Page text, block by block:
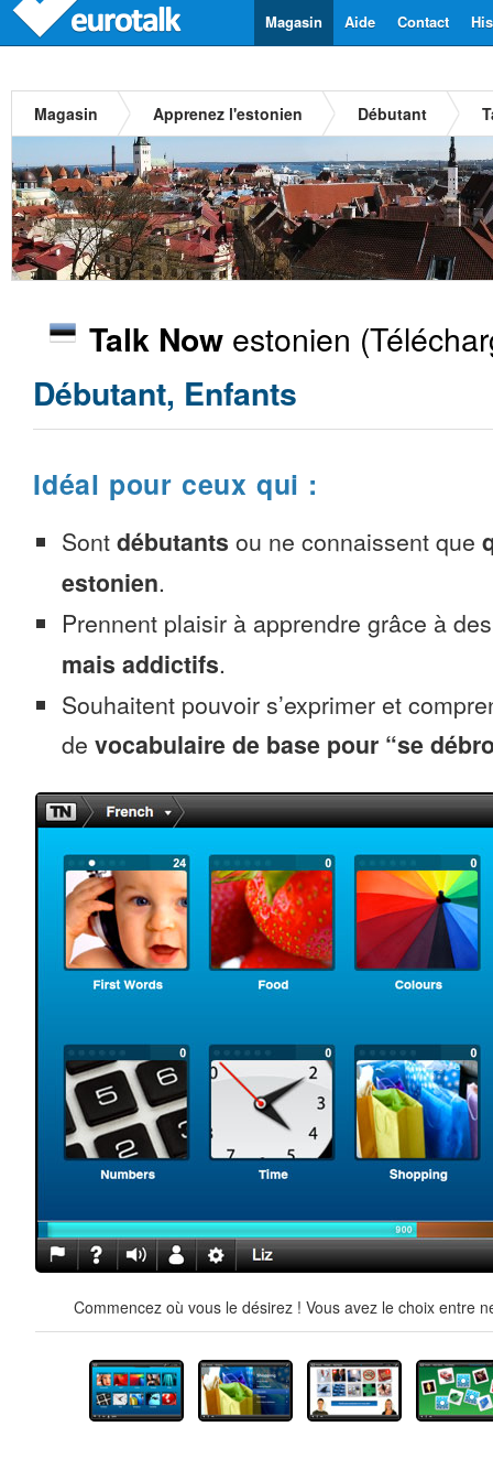
Contact
Aide
Magasin
Magasin Apprenez l'estonien Débutant
Talk Now estonien
Débutant, Enfants
Idéal pour ceux qui :
Sont débutants ou ne connaissent que
estonien.
Prennent plaisir à apprendre grâce à
mais addictifs.
Souhaitent pouvoir s’exprimer et
de vocabulaire de base pour “se
Commencez où vous le désirez ! Vous avez le choix entre